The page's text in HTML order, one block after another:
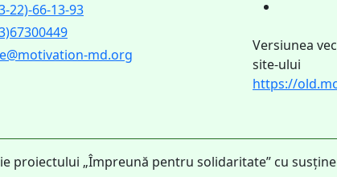
22)-66-13-93
md.org
Versiunea
site-ului
https://
proiectului „Împreună pentru solidaritate” cu